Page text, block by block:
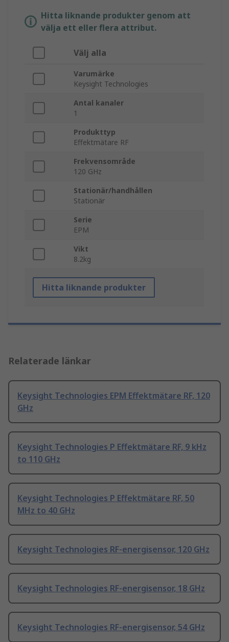
Hitta liknande produkter genom att
välja ett eller flera attribut.
Välj alla
Varumärke
Keysight Technologies
Antal kanaler
1
Produkttyp
Effektmätare RF
Frekvensområde
120 GHz
Stationär/handhållen
Stationär
Serie
EPM
Vikt
8.2kg
Hitta liknande produkter
Relaterade länkar
Keysight Technologies EPM Effektmätare RF, 120
GHz
Keysight Technologies P Effektmätare RF, 9 kHz
to 110 GHz
Keysight Technologies P Effektmätare RF, 50
MHz to 40 GHz
Keysight Technologies RF-energisensor, 120 GHz
Keysight Technologies RF-energisensor, 18 GHz
Keysight Technologies RF-energisensor, 54 GHz